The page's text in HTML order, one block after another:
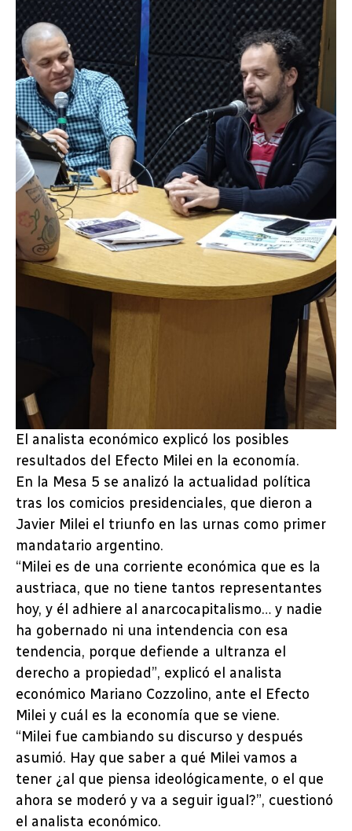
El analista económico explicó los posibles
resultados del Efecto Milei en la economía.
En la Mesa 5 se analizó la actualidad política
tras los comicios presidenciales, que dieron a
Javier Milei el triunfo en las urnas como primer
mandatario argentino.
“Milei es de una corriente económica que es la
austriaca, que no tiene tantos representantes
hoy, y él adhiere al anarcocapitalismo… y nadie
ha gobernado ni una intendencia con esa
tendencia, porque defiende a ultranza el
derecho a propiedad”, explicó el analista
económico Mariano Cozzolino, ante el Efecto
Milei y cuál es la economía que se viene.
“Milei fue cambiando su discurso y después
asumió. Hay que saber a qué Milei vamos a
tener ¿al que piensa ideológicamente, o el que
ahora se moderó y va a seguir igual?”, cuestionó
el analista económico.